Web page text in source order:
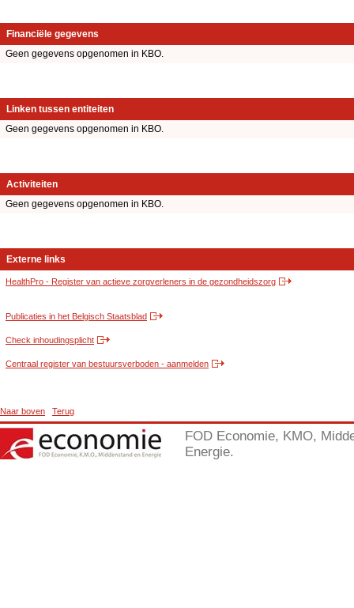
Financiële gegevens
Geen gegevens opgenomen in KBO.
Linken tussen entiteiten
Geen gegevens opgenomen in KBO.
Activiteiten
Geen gegevens opgenomen in KBO.
Externe links
HealthPro - Register van actieve zorgverleners in de gezondheidszorg
Publicaties in het Belgisch Staatsblad
Check inhoudingsplicht
Centraal register van bestuursverboden - aanmelden
Naar boven Terug
FOD Economie, KMO,
Energie.